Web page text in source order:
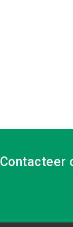
Contacteer